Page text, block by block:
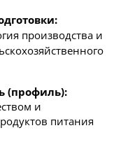
производства и
(профиль):
и
питания